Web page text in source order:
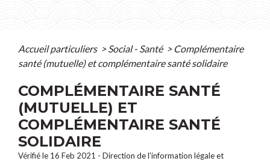
Accueil particuliers > Social - Santé > Complémentaire
santé (mutuelle) et complémentaire santé solidaire
COMPLÉMENTAIRE SANTÉ
(MUTUELLE) ET
COMPLÉMENTAIRE SANTÉ
SOLIDAIRE
Vérifié le 16 Feb 2021 - Direction de l'information légale et